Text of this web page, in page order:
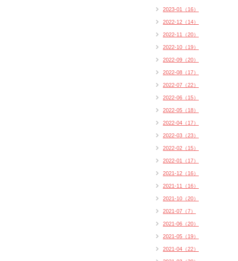
2023-01（16）
2022-12（14）
2022-11（20）
2022-10（19）
2022-09（20）
2022-08（17）
2022-07（22）
2022-06（15）
2022-05（18）
2022-04（17）
2022-03（23）
2022-02（15）
2022-01（17）
2021-12（16）
2021-11（16）
2021-10（20）
2021-07（7）
2021-06（20）
2021-05（19）
2021-04（22）